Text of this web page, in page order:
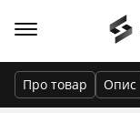
Про товар Опис